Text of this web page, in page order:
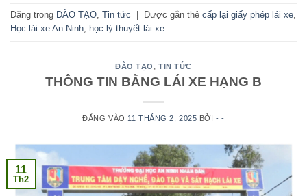
Đăng trong ĐÀO TẠO Tin tức Được gắn thẻ cấp lại giấy phép lái xe
Học lái xe An Ninh
học lý thuyết lái xe
ĐÀO TẠO,TIN TỨC
THÔNG TIN BẰNG LÁI XE HẠNG B
ĐĂNG VÀO 11 THÁNG 2, 2025 BỞI- -
11
Th2